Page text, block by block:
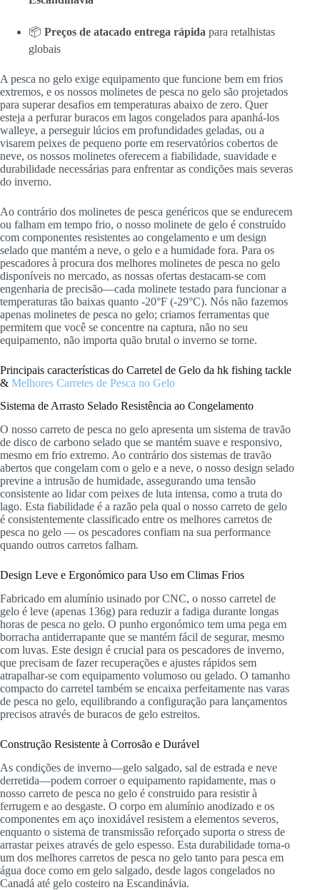
📦 Preços de atacado entrega rápida para retalhistas
globais
A pesca no gelo exige equipamento que funcione bem em frios
extremos, e os nossos molinetes de pesca no gelo são projetados
para superar desafios em temperaturas abaixo de zero. Quer
esteja a perfurar buracos em lagos congelados para apanhá-los
walleye, a perseguir lúcios em profundidades geladas, ou a
visarem peixes de pequeno porte em reservatórios cobertos de
neve, os nossos molinetes oferecem a fiabilidade, suavidade e
durabilidade necessárias para enfrentar as condições mais severas
do inverno.
Ao contrário dos molinetes de pesca genéricos que se endurecem
ou falham em tempo frio, o nosso molinete de gelo é construído
com componentes resistentes ao congelamento e um design
selado que mantém a neve, o gelo e a humidade fora. Para os
pescadores à procura dos melhores molinetes de pesca no gelo
disponíveis no mercado, as nossas ofertas destacam-se com
engenharia de precisão—cada molinete testado para funcionar a
temperaturas tão baixas quanto -20°F (-29°C). Nós não fazemos
apenas molinetes de pesca no gelo; criamos ferramentas que
permitem que você se concentre na captura, não no seu
equipamento, não importa quão brutal o inverno se torne.
Principais características do Carretel de Gelo da hk fishing tackle
& Melhores Carretes de Pesca no Gelo
Sistema de Arrasto Selado Resistência ao Congelamento
O nosso carreto de pesca no gelo apresenta um sistema de travão
de disco de carbono selado que se mantém suave e responsivo,
mesmo em frio extremo. Ao contrário dos sistemas de travão
abertos que congelam com o gelo e a neve, o nosso design selado
previne a intrusão de humidade, assegurando uma tensão
consistente ao lidar com peixes de luta intensa, como a truta do
lago. Esta fiabilidade é a razão pela qual o nosso carreto de gelo
é consistentemente classificado entre os melhores carretos de
pesca no gelo — os pescadores confiam na sua performance
quando outros carretos falham.
Design Leve e Ergonómico para Uso em Climas Frios
Fabricado em alumínio usinado por CNC, o nosso carretel de
gelo é leve (apenas 136g) para reduzir a fadiga durante longas
horas de pesca no gelo. O punho ergonómico tem uma pega em
borracha antiderrapante que se mantém fácil de segurar, mesmo
com luvas. Este design é crucial para os pescadores de inverno,
que precisam de fazer recuperações e ajustes rápidos sem
atrapalhar-se com equipamento volumoso ou gelado. O tamanho
compacto do carretel também se encaixa perfeitamente nas varas
de pesca no gelo, equilibrando a configuração para lançamentos
precisos através de buracos de gelo estreitos.
Construção Resistente à Corrosão e Durável
As condições de inverno—gelo salgado, sal de estrada e neve
derretida—podem corroer o equipamento rapidamente, mas o
nosso carreto de pesca no gelo é construido para resistir à
ferrugem e ao desgaste. O corpo em alumínio anodizado e os
componentes em aço inoxidável resistem a elementos severos,
enquanto o sistema de transmissão reforçado suporta o stress de
arrastar peixes através de gelo espesso. Esta durabilidade torna-o
um dos melhores carretos de pesca no gelo tanto para pesca em
água doce como em gelo salgado, desde lagos congelados no
Canadá até gelo costeiro na Escandinávia.